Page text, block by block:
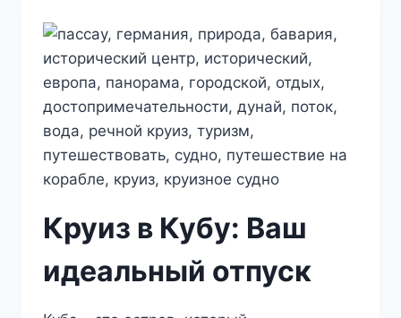
Круиз в Кубу: Ваш
идеальный отпуск